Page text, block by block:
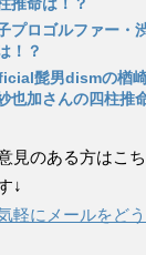
プロゴルファー・
！？
髭男dismの楢
也加さんの四柱推
見のある方はこ
↓
軽にメールをどう